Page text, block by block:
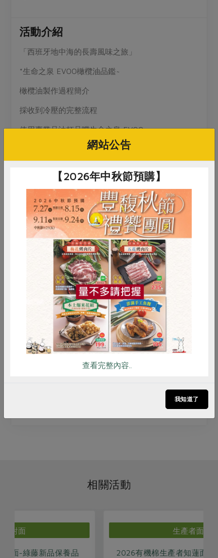
活動介紹
「西班牙地中海的長壽風味之旅」
*生命之泉 EVOO橄欖油品鑑~
橄欖油製作過程簡介
採收到冷壓的完整流程
使用專業品油杯品嚐生命之泉 EVOO
觀色：金綠色澤的清澈與濃郁度。
聞香：草本、綠果與輕微胡椒香氣。
試味：感受入口的果香、柔和的苦味與辛香尾韻。
*古提拉雪莉酒醋品鑑
雪莉酒醋製作過程介紹
現場品嚐古提拉雪莉酒醋
示範將雪莉酒醋用於製作簡單沙拉醬
*橄欖油與雪莉酒醋搭配料理體驗
生命之泉 EVOO：搭配麵包與橄欖沾醬
（Tapenade）。
古提拉雪莉酒醋：搭配清爽的沙拉與煙燻火腿小
食。
*解說搭配的邏輯與背後風味平衡的原理。
相關活動
2026有機棉生產者知蓮面對面
RPET 食譜 減硝酸鹽
雞蛋 食安 共同購買
網站公告
【2026年中秋節預購】
查看完整內容..
我知道了